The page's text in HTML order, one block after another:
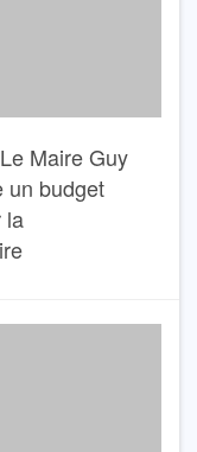
Maire Guy
un budget
la